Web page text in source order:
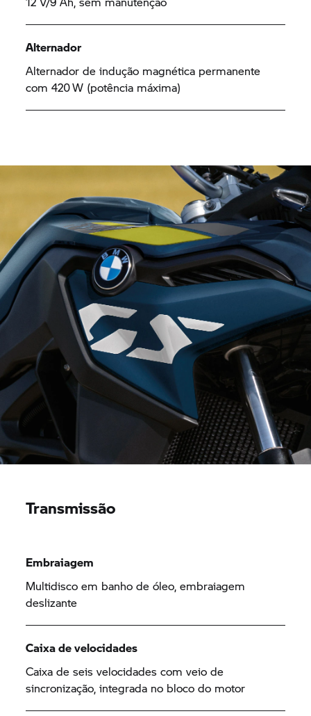
Alternador
Alternador de indução magnética permanente
com 420 W (potência máxima)
Transmissão
Embraiagem
Multidisco em banho de óleo, embraiagem
deslizante
Caixa de velocidades
Caixa de seis velocidades com veio de
sincronização, integrada no bloco do motor